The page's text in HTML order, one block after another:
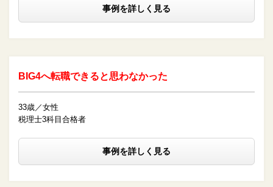
事例を詳しく見る
BIG4へ転職できると思わなかった
33歳／女性
税理士3科目合格者
事例を詳しく見る